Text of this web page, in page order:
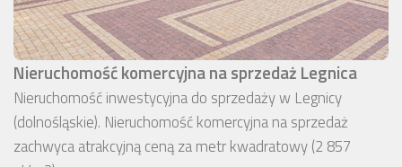
Nieruchomość komercyjna na sprzedaż Legnica
Nieruchomość inwestycyjna do sprzedaży w Legnicy
(dolnośląskie). Nieruchomość komercyjna na sprzedaż
zachwyca atrakcyjną ceną za metr kwadratowy (2 857